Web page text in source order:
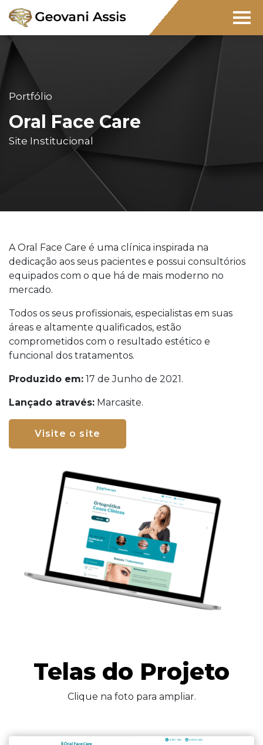
Portfólio
Oral Face Care
Site Institucional
A Oral Face Care é uma clínica inspirada na
dedicação aos seus pacientes e possui consultórios
equipados com o que há de mais moderno no
mercado.
Todos os seus profissionais, especialistas em suas
áreas e altamente qualificados, estão
comprometidos com o resultado estético e
funcional dos tratamentos.
Produzido em: 17 de Junho de 2021.
Lançado através: Marcasite.
Visite o site
Telas do Projeto
Clique na foto para ampliar.